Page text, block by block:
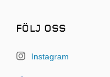
FÖLJ OSS
Instagram